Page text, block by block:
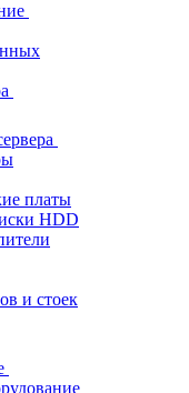
платы
HDD
и стоек